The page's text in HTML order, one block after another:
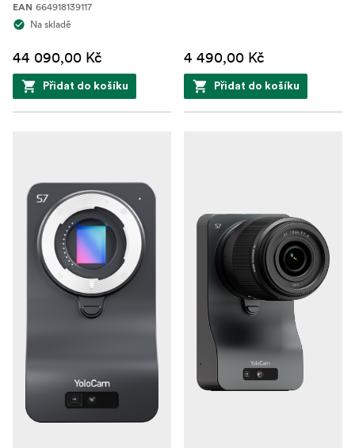
EAN 664918139117
Na skladě
44 090,00 Kč
Přidat do košíku
4 490,00 Kč
Přidat do košíku